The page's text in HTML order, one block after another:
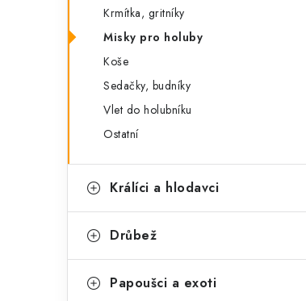
l
Krmítka, gritníky
Misky pro holuby
Koše
Sedačky, budníky
Vlet do holubníku
Ostatní
Králíci a hlodavci
Drůbež
Papoušci a exoti